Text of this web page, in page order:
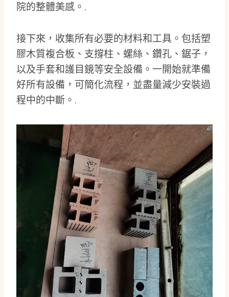
院的整體美感。.
接下來，收集所有必要的材料和工具。包括塑
膠木質複合板、支撐柱、螺絲、鑽孔、鋸子，
以及手套和護目鏡等安全設備。一開始就準備
好所有設備，可簡化流程，並盡量減少安裝過
程中的中斷。.